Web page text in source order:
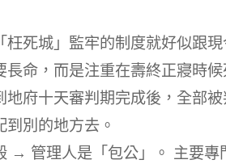
枉死城」監牢的制度就好似跟
長命，而是注重在壽終正寢時
地府十天審判期完成後，全部
到別的地方去。
→ 管理人是「包公」。 主要專